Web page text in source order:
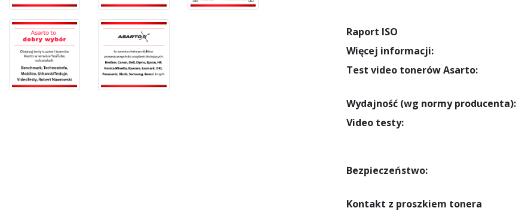
Raport ISO
Więcej informacji:
Test video tonerów Asarto:
Wydajność (wg normy producenta):
Video testy:
Bezpieczeństwo:
Kontakt z proszkiem tonera